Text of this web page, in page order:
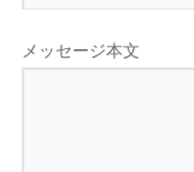
メッセージ本文